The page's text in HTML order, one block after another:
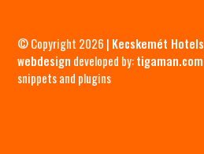
© Copyright 2026 | Kecskemét Hotels
webdesign developed by:tigaman.com
snippets and plugins